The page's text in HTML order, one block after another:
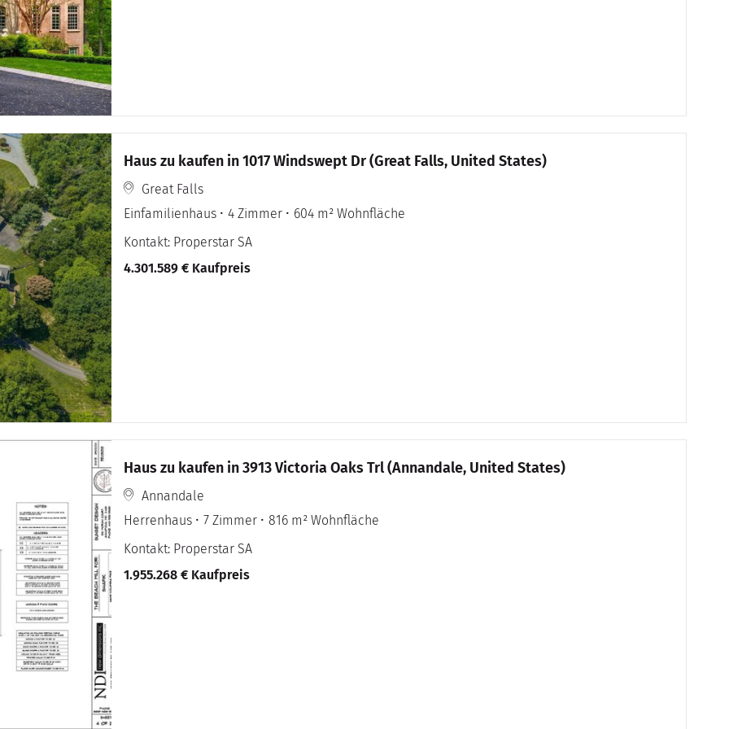
Haus zu kaufen in 1017 Windswept Dr (Great Falls, United States)
Great Falls
Einfamilienhaus
4 Zimmer
604 m² Wohnfläche
Kontakt: Properstar SA
4.301.589 € Kaufpreis
Haus zu kaufen in 3913 Victoria Oaks Trl (Annandale, United States)
Annandale
Herrenhaus
7 Zimmer
816 m² Wohnfläche
Kontakt: Properstar SA
1.955.268 € Kaufpreis